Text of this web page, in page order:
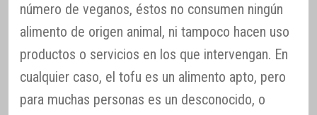
número de veganos, éstos no consumen ningún
alimento de origen animal, ni tampoco hacen uso
productos o servicios en los que intervengan. En
cualquier caso, el tofu es un alimento apto, pero
para muchas personas es un desconocido, o